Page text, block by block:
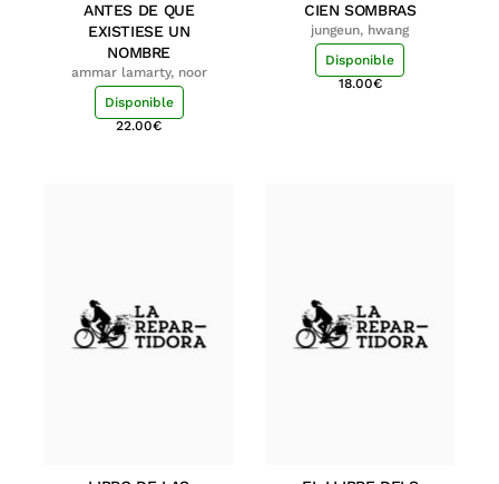
ANTES DE QUE
EXISTIESE UN
NOMBRE
ammar lamarty, noor
Disponible
22.00€
CIEN SOMBRAS
jungeun, hwang
Disponible
18.00€